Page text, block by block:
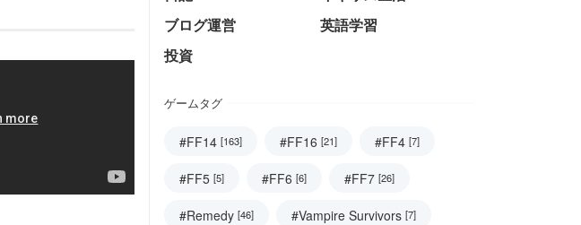
ブログ運営
英語学習
投資
ゲームタグ
#FF14 [163] #FF16 [21] #FF4 [7]
#FF5 [5] #FF6 [6] #FF7 [26]
#Remedy [46] #Vampire Survivors [7]